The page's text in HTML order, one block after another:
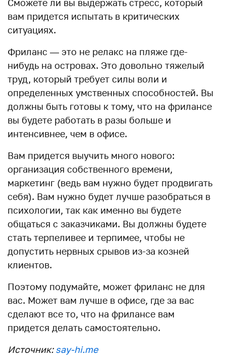
Сможете ли вы выдержать стресс, который
вам придется испытать в критических
ситуациях.
Фриланс — это не релакс на пляже где-
нибудь на островах. Это довольно тяжелый
труд, который требует силы воли и
определенных умственных способностей. Вы
должны быть готовы к тому, что на фрилансе
вы будете работать в разы больше и
интенсивнее, чем в офисе.
Вам придется выучить много нового:
организация собственного времени,
маркетинг (ведь вам нужно будет продвигать
себя). Вам нужно будет лучше разобраться в
психологии, так как именно вы будете
общаться с заказчиками. Вы должны будете
стать терпеливее и терпимее, чтобы не
допустить нервных срывов из-за козней
клиентов.
Поэтому подумайте, может фриланс не для
вас. Может вам лучше в офисе, где за вас
сделают все то, что на фрилансе вам
придется делать самостоятельно.
Источник:say-hi.me